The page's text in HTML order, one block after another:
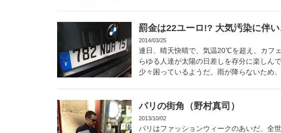
罰金は22ユーロ!? 大気汚染に伴
2014/03/25
連日、晴天快晴で、気温20℃を超え、カフ
らゆる人達が太陽の日差しを存分に楽しん
少々困っているようだ。雨が降らないため、
パリの街角（野村真司）
2013/10/02
パリはファッションウィークのあいだ、全